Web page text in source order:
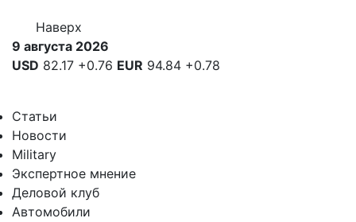
Наверх
9 августа 2026
USD 82.17 +0.76 EUR 94.84 +0.78
Статьи
Новости
Military
Экспертное мнение
Деловой клуб
Автомобили